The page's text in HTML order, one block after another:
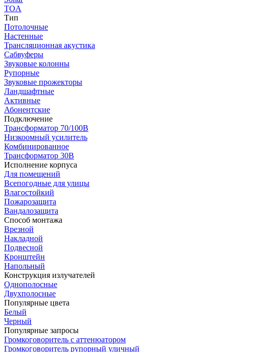
TOA
Тип
Потолочные
Настенные
Трансляционная акустика
Сабвуферы
Звуковые колонны
Рупорные
Звуковые прожекторы
Ландшафтные
Активные
Абонентские
Подключение
Трансформатор 70/100В
Низкоомный усилитель
Комбинированное
Трансформатор 30В
Исполнение корпуса
Для помещений
Всепогодные для улицы
Влагостойкий
Пожарозащита
Вандалозащита
Способ монтажа
Врезной
Накладной
Подвесной
Кронштейн
Напольный
Конструкция излучателей
Однополосные
Двухполосные
Популярные цвета
Белый
Черный
Популярные запросы
Громкоговоритель с аттенюатором
Громкоговоритель рупорный уличный